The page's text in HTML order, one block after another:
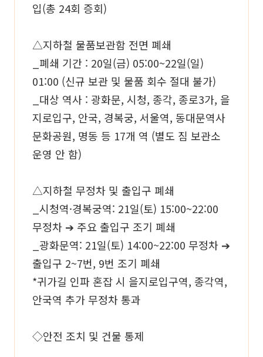
입(총 24회 증회)
△지하철 물품보관함 전면 폐쇄
_폐쇄 기간 : 20일(금) 05:00~22일(일)
01:00 (신규 보관 및 물품 회수 절대 불가)
_대상 역사 : 광화문, 시청, 종각, 종로3가, 을
지로입구, 안국, 경복궁, 서울역, 동대문역사
문화공원, 명동 등 17개 역 (별도 짐 보관소
운영 안 함)
△지하철 무정차 및 출입구 폐쇄
_시청역·경복궁역: 21일(토) 15:00~22:00
무정차 ➔ 주요 출입구 조기 폐쇄
_광화문역: 21일(토) 14:00~22:00 무정차 ➔
출입구 2~7번, 9번 조기 폐쇄
*귀가길 인파 혼잡 시 을지로입구역, 종각역,
안국역 추가 무정차 통과
◇안전 조치 및 건물 통제